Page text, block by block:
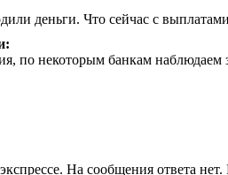
деньги. Что сейчас с
по некоторым банкам наблюдаем
На сообщения ответа